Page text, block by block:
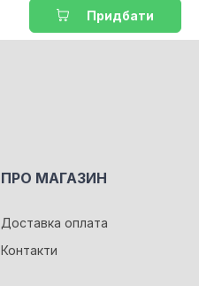
Придбати
ПРО МАГАЗИН
Доставка оплата
Контакти